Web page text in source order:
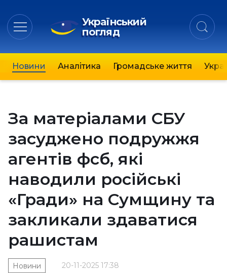
Український
погляд
Новини Аналітика Громадське життя
За матеріалами СБУ
засуджено подружжя
агентів фсб, які
наводили російські
«Гради» на Сумщину та
закликали здаватися
рашистам
20-11-2025 17:38
Новини